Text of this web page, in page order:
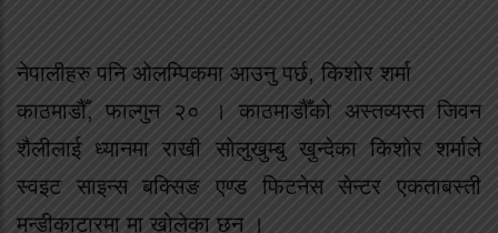
नेपालीहरु पनि ओलम्पिकमा आउनु पर्छ, किशोर शर्मा
काठमाडौँ, फाल्गुन २० । काठमाडौँको अस्तव्यस्त जिवन
शैलीलाई ध्यानमा राखी सोलुखुम्बु खुन्देका किशोर शर्माले
स्वइट साइन्स बक्सिङ एण्ड फिटनेस सेन्टर एकताबस्ती
मन्डीकाटारमा मा खोलेका छन ।